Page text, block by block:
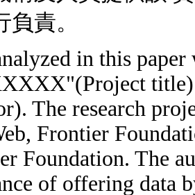
負責。
in this
The research
Frontier
Foundation. The
of offering data